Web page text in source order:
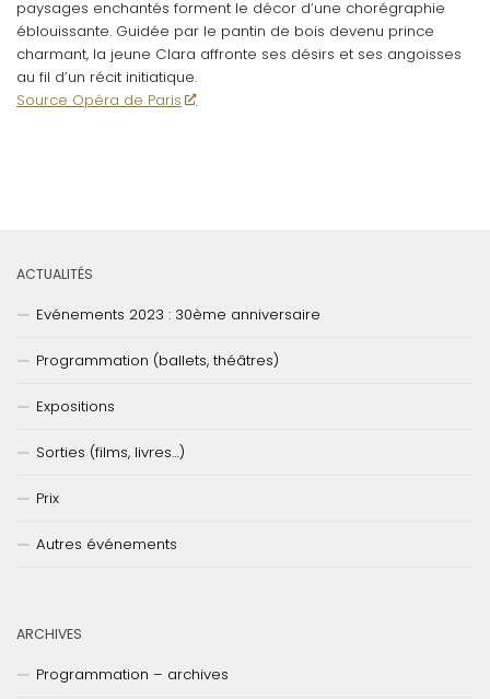
paysages enchantés forment le décor d’une chorégraphie
éblouissante. Guidée par le pantin de bois devenu prince
charmant, la jeune Clara affronte ses désirs et ses angoisses
au fil d’un récit initiatique.
Source Opéra de Paris
ACTUALITÉS
Evénements 2023 : 30ème anniversaire
Programmation (ballets, théâtres)
Expositions
Sorties (films, livres…)
Prix
Autres événements
ARCHIVES
Programmation – archives